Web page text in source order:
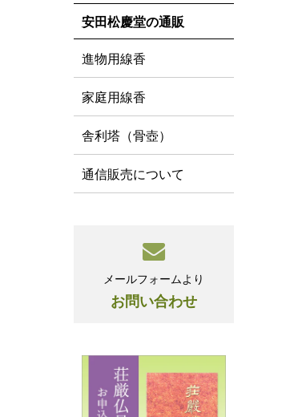
安田松慶堂の通販
進物用線香
家庭用線香
舎利塔（骨壺）
通信販売について
メールフォームより
お問い合わせ